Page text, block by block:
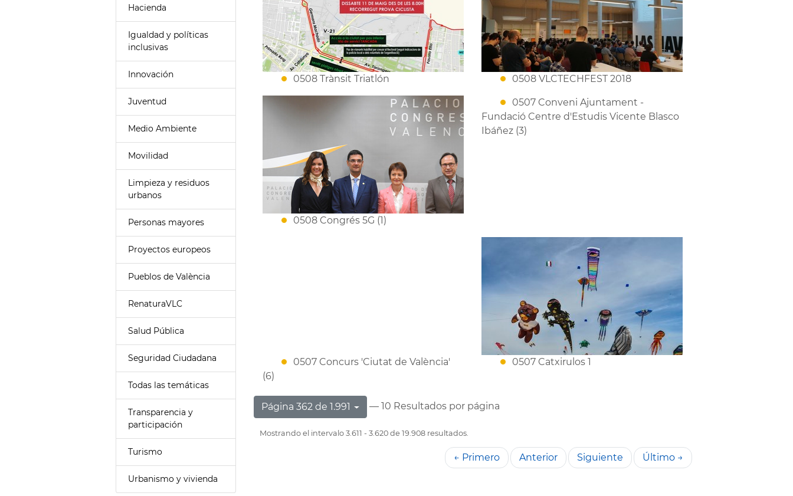
Hacienda
Igualdad y políticas
inclusivas
Innovación
Juventud
Medio Ambiente
Movilidad
Limpieza y residuos
urbanos
Personas mayores
Proyectos europeos
Pueblos de València
RenaturaVLC
Salud Pública
Seguridad Ciudadana
Todas las temáticas
Transparencia y
participación
Turismo
Urbanismo y vivienda
0508 Trànsit Triatlón 0508 VLCTECHFEST 2018
0508 Congrés 5G (1)
0507 Conveni Ajuntament -
Fundació Centre d'Estudis Vicente Blasco
Ibáñez (3)
0507 Concurs 'Ciutat de València'
(6)
0507 Catxirulos 1
Página 362 de 1.991 — 10 Resultados por página
Mostrando el intervalo 3.611 - 3.620 de 19.908 resultados.
← Primero Anterior Siguiente Último →